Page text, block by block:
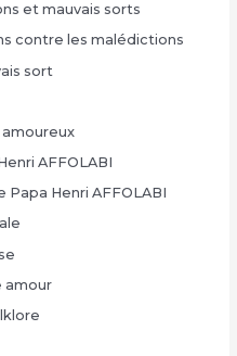
et mauvais sorts
contre les malédictions
sort
AFFOLABI
Papa Henri AFFOLABI
amour